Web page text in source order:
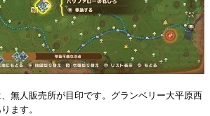
無人販売所が目印です。グランベリー大平原西
ます。